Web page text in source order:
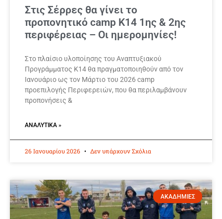
Στις Σέρρες θα γίνει το
προπονητικό camp Κ14 1ης & 2ης
περιφέρειας – Οι ημερομηνίες!
Στο πλαίσιο υλοποίησης του Αναπτυξιακού
Προγράμματος Κ14 θα πραγματοποιηθούν από τον
Ιανουάριο ως τον Μάρτιο του 2026 camp
προεπιλογής Περιφερειών, που θα περιλαμβάνουν
προπονήσεις &
ΑΝΑΛΥΤΙΚΆ »
26 Ιανουαρίου 2026 Δεν υπάρχουν Σχόλια
ΑΚΑΔΗΜΙΕΣ